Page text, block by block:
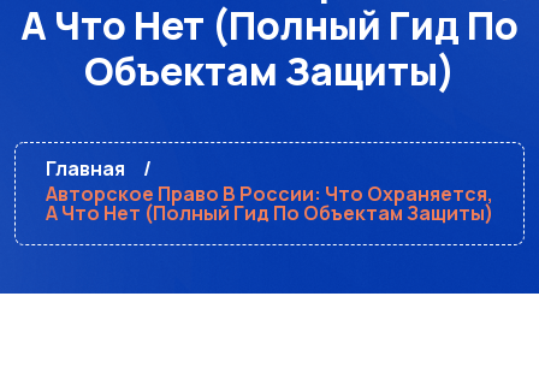
А Что Нет (полный Гид По
Объектам Защиты)
Главная
Авторское Право В России: Что Охраняется,
А Что Нет (полный Гид По Объектам Защиты)